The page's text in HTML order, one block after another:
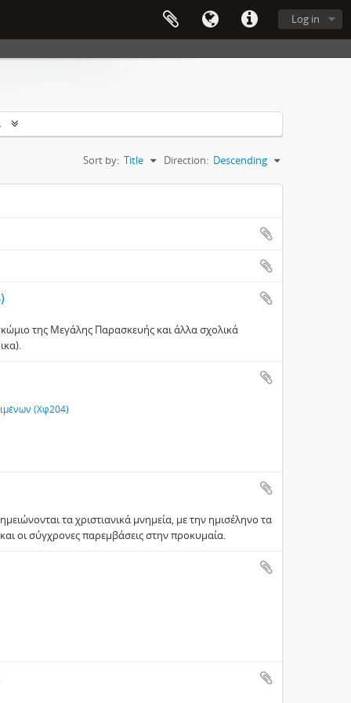
Log in
Sort by: Title Direction: Descending
της Μεγάλης Παρασκευής και άλλα σχολικά
(Χφ204)
τα χριστιανικά μνημεία, με την ημισέληνο τα
οι σύγχρονες παρεμβάσεις στην προκυμαία.